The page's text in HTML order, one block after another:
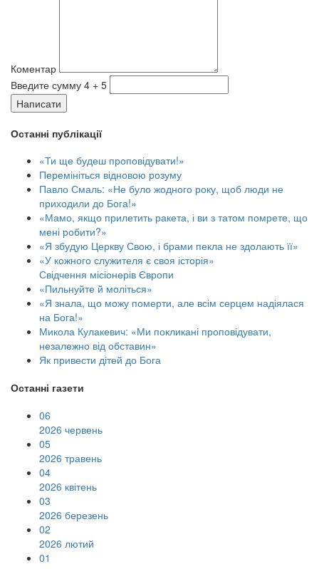
Коментар
Введите сумму 4 + 5
Написати
Останні публікації
«Ти ще будеш проповідувати!»
Перемініться відновою розуму
Павло Смаль: «Не було жодного року, щоб люди не
приходили до Бога!»
«Мамо, якщо прилетить ракета, і ви з татом помрете, що
мені робити?»
«Я збудую Церкву Свою, і брами пекла не здолають її»
«У кожного служителя є своя історія»
Свідчення місіонерів Європи
«Пильнуйте й моліться»
«Я знала, що можу померти, але всім серцем надіялася
на Бога!»
Микола Кулакевич: «Ми покликані проповідувати,
незалежно від обставин»
Як привести дітей до Бога
Останні газети
06
2026 червень
05
2026 травень
04
2026 квітень
03
2026 березень
02
2026 лютий
01